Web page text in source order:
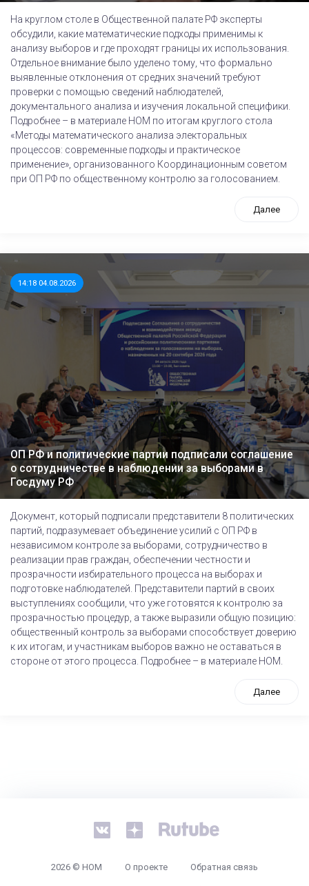
На круглом столе в Общественной палате РФ эксперты
обсудили, какие математические подходы применимы к
анализу выборов и где проходят границы их использования.
Отдельное внимание было уделено тому, что формально
выявленные отклонения от средних значений требуют
проверки с помощью сведений наблюдателей,
документального анализа и изучения локальной специфики.
Подробнее – в материале НОМ по итогам круглого стола
«Методы математического анализа электоральных
процессов: современные подходы и практическое
применение», организованного Координационным советом
при ОП РФ по общественному контролю за голосованием.
Далее
14:18 04.08.2026
ОП РФ и политические партии подписали соглашение
о сотрудничестве в наблюдении за выборами в
Госдуму РФ
Документ, который подписали представители 8 политических
партий, подразумевает объединение усилий с ОП РФ в
независимом контроле за выборами, сотрудничество в
реализации прав граждан, обеспечении честности и
прозрачности избирательного процесса на выборах и
подготовке наблюдателей. Представители партий в своих
выступлениях сообщили, что уже готовятся к контролю за
прозрачностью процедур, а также выразили общую позицию:
общественный контроль за выборами способствует доверию
к их итогам, и участникам выборов важно не оставаться в
стороне от этого процесса. Подробнее – в материале НОМ.
Далее
2026 © НОМ О проекте Обратная связь